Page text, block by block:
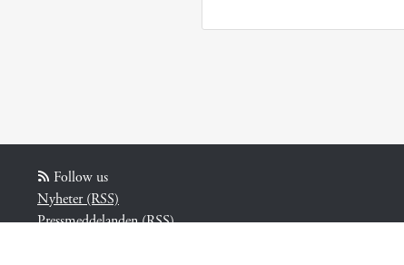
Follow us
Nyheter (RSS)
Pressmeddelanden (RSS)